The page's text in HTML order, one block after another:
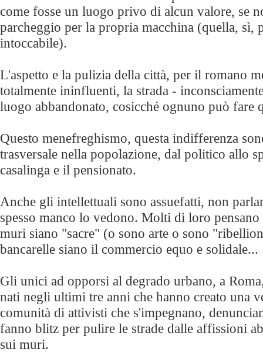
come fosse un luogo privo di alcun valore, se
parcheggio per la propria macchina (quella, sì,
intoccabile).
L'aspetto e la pulizia della città, per il romano
totalmente ininfluenti, la strada -
luogo abbandonato, cosicché ognuno può fare
Questo menefreghismo, questa indifferenza
trasversale nella popolazione, dal politico allo
casalinga e il pensionato.
Anche gli intellettuali sono assuefatti, non
spesso manco lo vedono. Molti di loro pensano
muri siano "sacre" (o sono arte o sono
bancarelle siano il commercio equo e solidale...
Gli unici ad opporsi al degrado urbano, a
nati negli ultimi tre anni che hanno creato una
comunità di attivisti che s'impegnano,
fanno blitz per pulire le strade dalle affissioni
sui muri.